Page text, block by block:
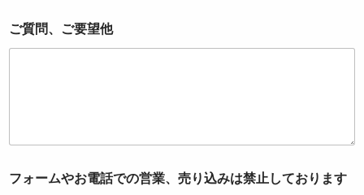
ア
ド
レ
ご質問、ご要望他
フォームやお電話での営業、売り込みは禁止しております